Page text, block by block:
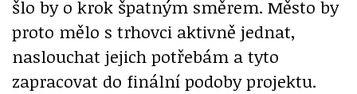
šlo by o krok špatným směrem. Město by
proto mělo s trhovci aktivně jednat,
naslouchat jejich potřebám a tyto
zapracovat do finální podoby projektu.